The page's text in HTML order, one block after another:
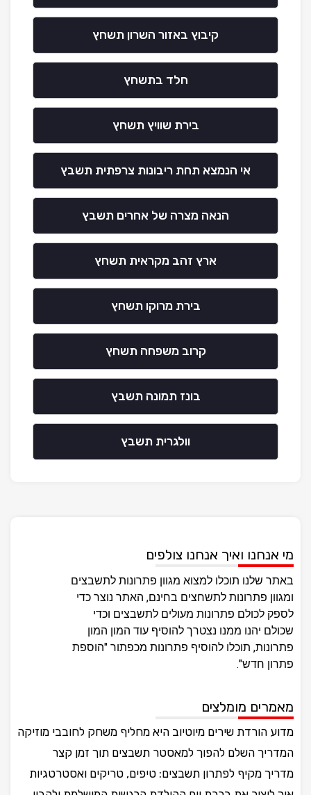
קיבוץ באזור השרון תשחץ
חלד בתשחץ
בירת שוויץ תשחץ
אי הנמצא תחת ריבונות צרפתית תשבץ
הנאה מצרה של אחרים תשבץ
ארץ זהב מקראית תשחץ
בירת מרוקו תשחץ
קרוב משפחה תשחץ
בונז תמונה תשבץ
וולגרית תשבץ
מי אנחנו ואיך אנחנו צולפים
באתר שלנו תוכלו למצוא מגוון פתרונות לתשבצים
ומגוון פתרונות לתשחצים בחינם, האתר נוצר כדי
לספק לכולם פתרונות מעולים לתשבצים וכדי
שכולם יהנו ממנו נצטרך להוסיף עוד המון המון
פתרונות, תוכלו להוסיף פתרונות מכפתור "הוספת
פתרון חדש".
מאמרים מומלצים
מדוע הורדת שירים מיוטיוב היא מחליף משחק לחובבי מוזיקה
המדריך השלם להפוך למאסטר תשבצים תוך זמן קצר
מדריך מקיף לפתרון תשבצים: טיפים, טריקים ואסטרטגיות